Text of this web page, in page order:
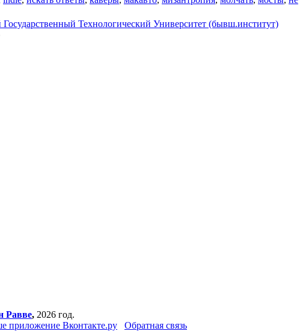
Государственный Технологический Университет (бывш.институт)
Равве, 2026 год.
приложение Вконтакте.ру Обратная связь